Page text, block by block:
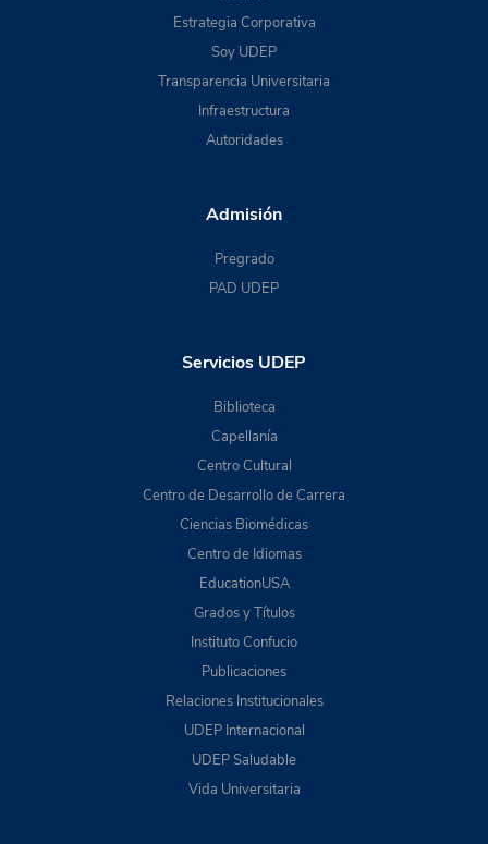
Estrategia Corporativa
Soy UDEP
Transparencia Universitaria
Infraestructura
Autoridades
Admisión
Pregrado
PAD UDEP
Servicios UDEP
Biblioteca
Capellanía
Centro Cultural
Centro de Desarrollo de Carrera
Ciencias Biomédicas
Centro de Idiomas
EducationUSA
Grados y Títulos
Instituto Confucio
Publicaciones
Relaciones Institucionales
UDEP Internacional
UDEP Saludable
Vida Universitaria